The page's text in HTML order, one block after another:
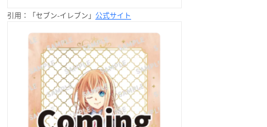
引用：「セブン-イレブン」 公式サイト